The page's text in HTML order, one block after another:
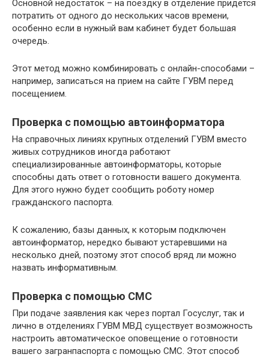
Основной недостаток – на поездку в отделение придется
потратить от одного до нескольких часов времени,
особенно если в нужный вам кабинет будет большая
очередь.
Этот метод можно комбинировать с онлайн-способами –
например, записаться на прием на сайте ГУВМ перед
посещением.
Проверка с помощью автоинформатора
На справочных линиях крупных отделений ГУВМ вместо
живых сотрудников иногда работают
специализированные автоинформаторы, которые
способны дать ответ о готовности вашего документа.
Для этого нужно будет сообщить роботу номер
гражданского паспорта.
К сожалению, базы данных, к которым подключен
автоинформатор, нередко бывают устаревшими на
несколько дней, поэтому этот способ вряд ли можно
назвать информативным.
Проверка с помощью СМС
При подаче заявления как через портал Госуслуг, так и
лично в отделениях ГУВМ МВД существует возможность
настроить автоматическое оповещение о готовности
вашего загранпаспорта с помощью СМС. Этот способ